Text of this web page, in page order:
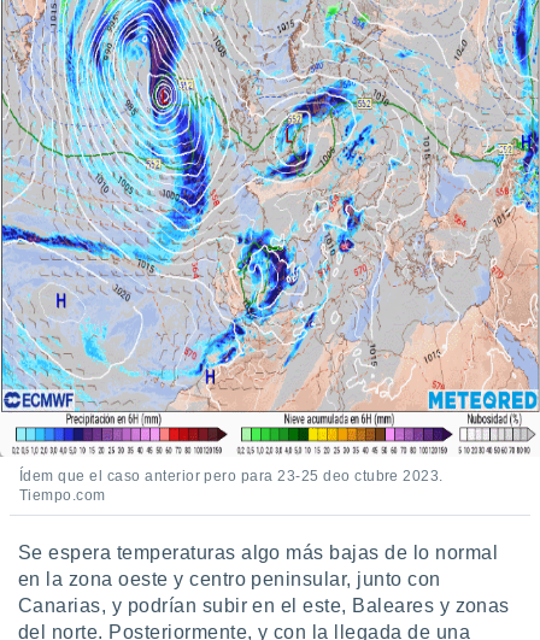
Ídem que el caso anterior pero para 23-25 deo ctubre 2023.
Tiempo.com
Se espera temperaturas algo más bajas de lo normal
en la zona oeste y centro peninsular, junto con
Canarias, y podrían subir en el este, Baleares y zonas
del norte. Posteriormente, y con la llegada de una